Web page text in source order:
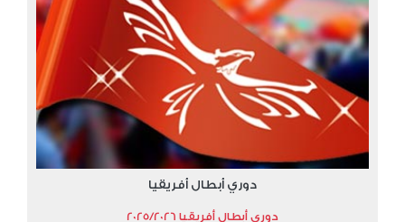
دوري أبطال أفريقيا
دوري أبطال أفريقيا 2025/2026